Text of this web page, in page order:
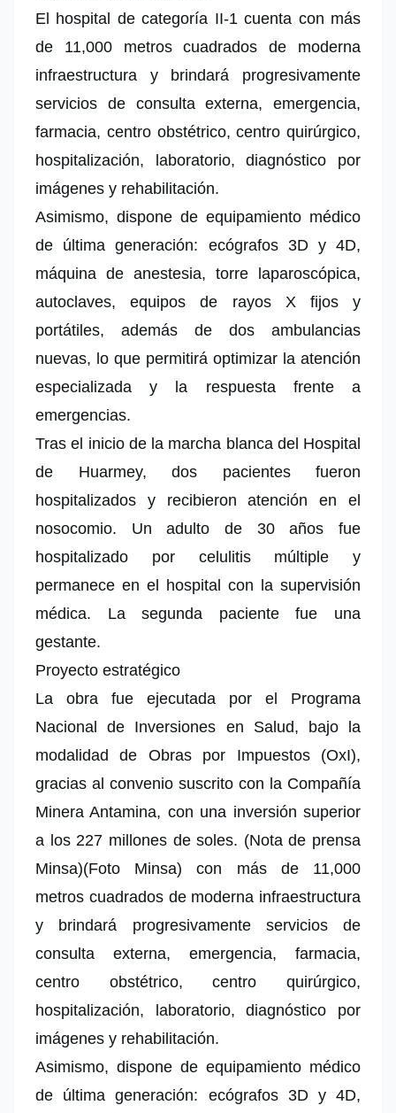
El hospital de categoría II-1 cuenta con más
de 11,000 metros cuadrados de moderna
infraestructura y brindará progresivamente
servicios de consulta externa, emergencia,
farmacia, centro obstétrico, centro quirúrgico,
hospitalización, laboratorio, diagnóstico por
imágenes y rehabilitación.
Asimismo, dispone de equipamiento médico
de última generación: ecógrafos 3D y 4D,
máquina de anestesia, torre laparoscópica,
autoclaves, equipos de rayos X fijos y
portátiles, además de dos ambulancias
nuevas, lo que permitirá optimizar la atención
especializada y la respuesta frente a
emergencias.
Tras el inicio de la marcha blanca del Hospital
de Huarmey, dos pacientes fueron
hospitalizados y recibieron atención en el
nosocomio. Un adulto de 30 años fue
hospitalizado por celulitis múltiple y
permanece en el hospital con la supervisión
médica. La segunda paciente fue una
gestante.
Proyecto estratégico
La obra fue ejecutada por el Programa
Nacional de Inversiones en Salud, bajo la
modalidad de Obras por Impuestos (OxI),
gracias al convenio suscrito con la Compañía
Minera Antamina, con una inversión superior
a los 227 millones de soles. (Nota de prensa
Minsa)(Foto Minsa)
con más de 11,000
metros cuadrados de moderna infraestructura
y brindará progresivamente servicios de
consulta externa, emergencia, farmacia,
centro obstétrico, centro quirúrgico,
hospitalización, laboratorio, diagnóstico por
imágenes y rehabilitación.
Asimismo, dispone de equipamiento médico
de última generación: ecógrafos 3D y 4D,